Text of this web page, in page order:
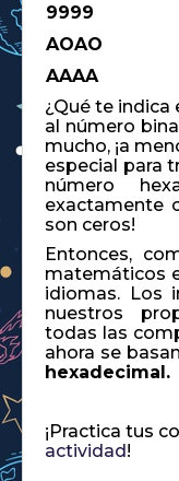
9999
AOAO
AAAA
¿Qué te indica
al número
mucho, ¡a
especial para
número
exactamente
son ceros!
Entonces,
matemáticos
idiomas. Los
nuestros
todas las
ahora se
hexadecimal.
¡Practica tus
actividad!